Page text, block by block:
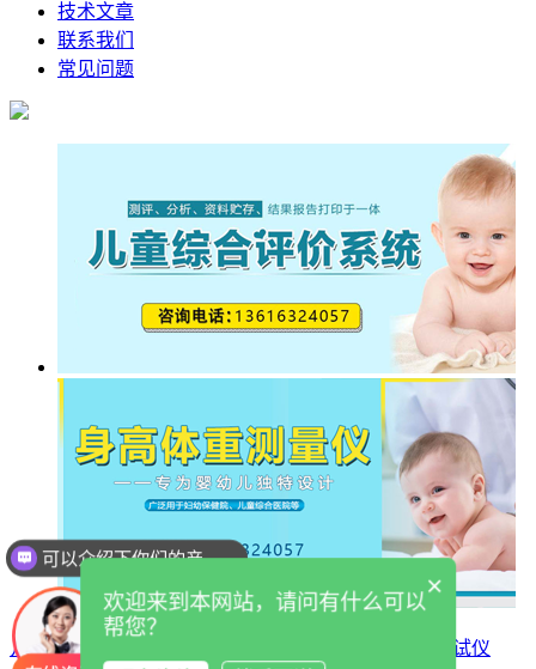
技术文章
联系我们
常见问题
儿童智力测试仪 儿童综合素质测试仪
可以介绍下你们的产品么
×
欢迎来到本网站，请问有什么可以
帮您？